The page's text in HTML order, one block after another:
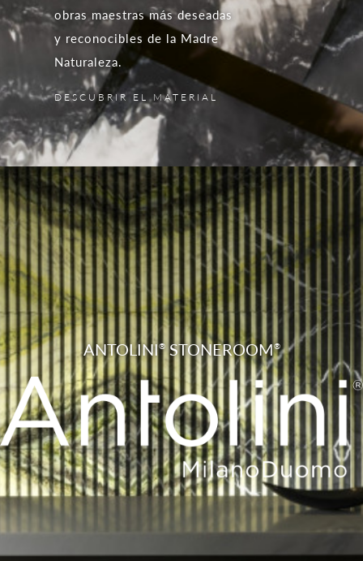
obras maestras más deseadas
y reconocibles de la Madre
Naturaleza.
DESCUBRIR EL MATERIAL
ANTOLINI®STONEROOM®